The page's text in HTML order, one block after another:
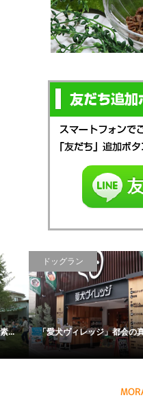
ドッグラン
「愛犬ヴィレッジ」都会の真ん中...